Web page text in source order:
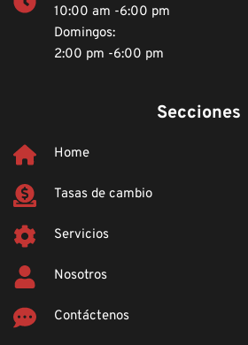
10:00 am -6:00 pm
Domingos:
2:00 pm -6:00 pm
Secciones
Home
Tasas de cambio
Servicios
Nosotros
Contáctenos